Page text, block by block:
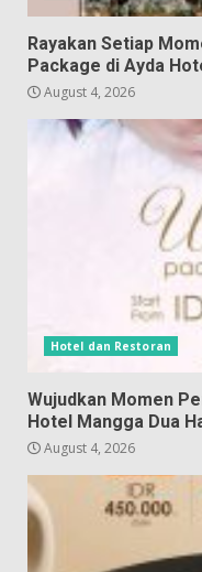
Rayakan Setiap
Package di Ayda
August 4, 2026
Hotel dan Restoran
Wujudkan Momen
Hotel Mangga Dua
August 4, 2026